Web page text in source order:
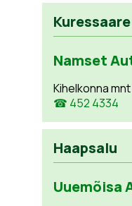
Kuressaare
Namset
Kihelkonna
☎ 452 4334
Haapsalu
Uuemõisa